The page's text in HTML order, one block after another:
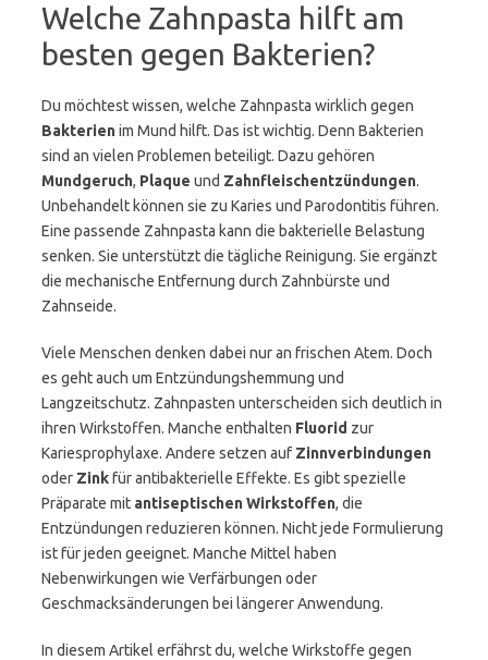
Welche Zahnpasta hilft am
besten gegen Bakterien?
Du möchtest wissen, welche Zahnpasta wirklich gegen
Bakterienim Mund hilft. Das ist wichtig. Denn Bakterien
sind an vielen Problemen beteiligt. Dazu gehören
Mundgeruch, Plaque und Zahnfleischentzündungen.
Unbehandelt können sie zu Karies und Parodontitis führen.
Eine passende Zahnpasta kann die bakterielle Belastung
senken. Sie unterstützt die tägliche Reinigung. Sie ergänzt
die mechanische Entfernung durch Zahnbürste und
Zahnseide.
Viele Menschen denken dabei nur an frischen Atem. Doch
es geht auch um Entzündungshemmung und
Langzeitschutz. Zahnpasten unterscheiden sich deutlich in
ihren Wirkstoffen. Manche enthalten Fluorid zur
Kariesprophylaxe. Andere setzen auf Zinnverbindungen
oder Zinkfür antibakterielle Effekte. Es gibt spezielle
Präparate mit antiseptischen Wirkstoffen, die
Entzündungen reduzieren können. Nicht jede Formulierung
ist für jeden geeignet. Manche Mittel haben
Nebenwirkungen wie Verfärbungen oder
Geschmacksänderungen bei längerer Anwendung.
In diesem Artikel erfährst du, welche Wirkstoffe gegen